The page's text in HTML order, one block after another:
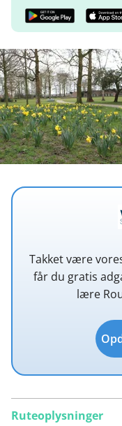
Takket være
får du gratis
lære
Ruteoplysninger